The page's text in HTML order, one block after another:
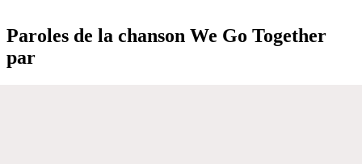
Paroles de la chanson We Go Together
par